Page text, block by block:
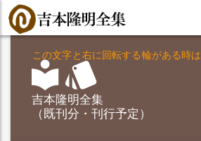
吉本隆明全集
（既刊分・刊行予定）
この文字と右に回転する輪がある時は..